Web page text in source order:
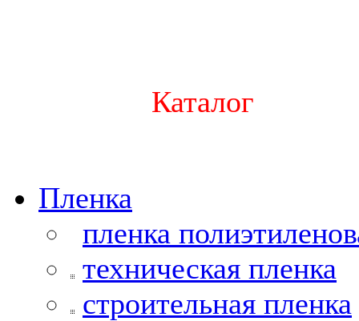
Каталог
Пленка
пленка
техническая пленка
строительная пленка